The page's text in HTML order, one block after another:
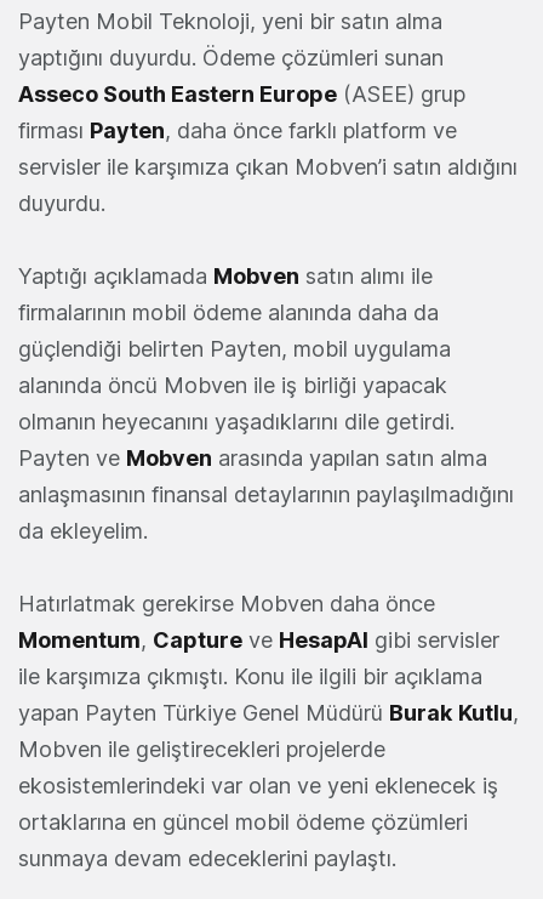
Payten Mobil Teknoloji, yeni bir satın alma
yaptığını duyurdu. Ödeme çözümleri sunan
Asseco South Eastern Europe (ASEE) grup
firması Payten, daha önce farklı platform ve
servisler ile karşımıza çıkan Mobven’i satın aldığını
duyurdu.
Yaptığı açıklamada Mobven satın alımı ile
firmalarının mobil ödeme alanında daha da
güçlendiği belirten Payten, mobil uygulama
alanında öncü Mobven ile iş birliği yapacak
olmanın heyecanını yaşadıklarını dile getirdi.
Payten ve Mobven arasında yapılan satın alma
anlaşmasının finansal detaylarının paylaşılmadığını
da ekleyelim.
Hatırlatmak gerekirse Mobven daha önce
Momentum, Capture ve HesapAl gibi servisler
ile karşımıza çıkmıştı. Konu ile ilgili bir açıklama
yapan Payten Türkiye Genel Müdürü Burak Kutlu,
Mobven ile geliştirecekleri projelerde
ekosistemlerindeki var olan ve yeni eklenecek iş
ortaklarına en güncel mobil ödeme çözümleri
sunmaya devam edeceklerini paylaştı.